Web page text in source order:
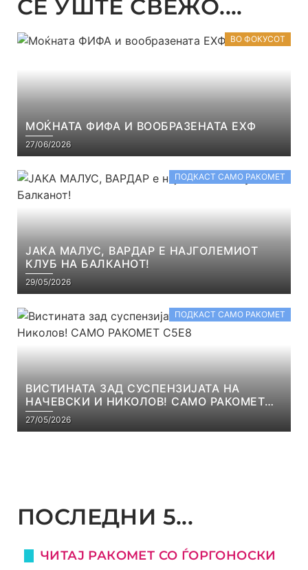
СЕ УШТЕ СВЕЖО....
ВО ФОКУСОТ
МОЌНАТА ФИФА И ВООБРАЗЕНАТА ЕХФ
27/06/2026
ПОДКАСТ САМО РАКОМЕТ
ЈАКА МАЛУС, ВАРДАР Е НАЈГОЛЕМИОТ
КЛУБ НА БАЛКАНОТ!
29/05/2026
ПОДКАСТ САМО РАКОМЕТ
ВИСТИНАТА ЗАД СУСПЕНЗИЈАТА НА
НАЧЕВСКИ И НИКОЛОВ! САМО РАКОМЕТ
С5Е8
27/05/2026
ПОСЛЕДНИ 5...
ЧИТАЈ РАКОМЕТ СО ЃОРГОНОСКИ